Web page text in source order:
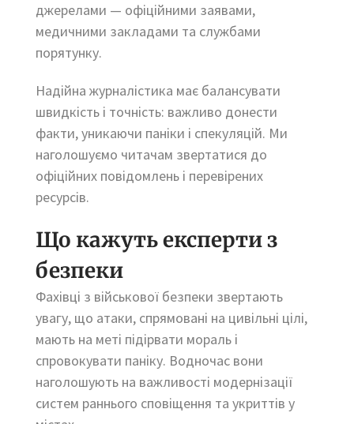
джерелами — офіційними заявами,
медичними закладами та службами
порятунку.
Надійна журналістика має балансувати
швидкість і точність: важливо донести
факти, уникаючи паніки і спекуляцій. Ми
наголошуємо читачам звертатися до
офіційних повідомлень і перевірених
ресурсів.
Що кажуть експерти з
безпеки
Фахівці з військової безпеки звертають
увагу, що атаки, спрямовані на цивільні цілі,
мають на меті підірвати мораль і
спровокувати паніку. Водночас вони
наголошують на важливості модернізації
систем раннього сповіщення та укриттів у